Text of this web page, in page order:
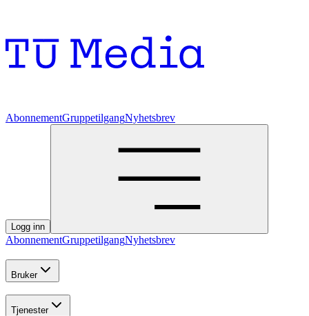
AbonnementGruppetilgangNyhetsbrev
Logg inn
AbonnementGruppetilgangNyhetsbrev
Bruker
Tjenester